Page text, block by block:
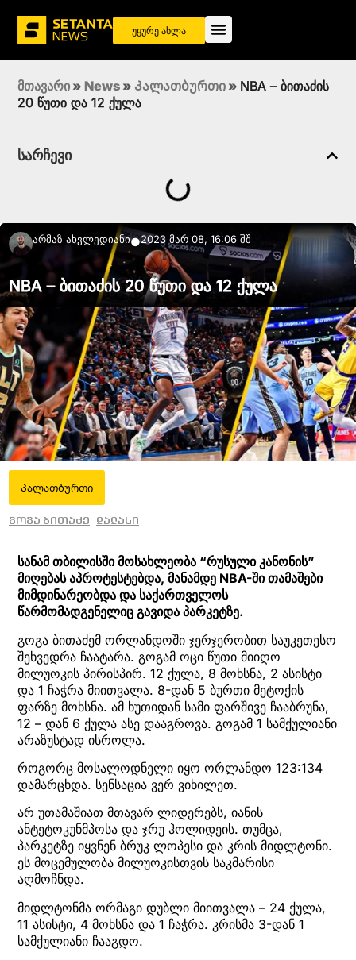
უყურე ახლა
მთავარი » News » Კალათბურთი » NBA – ბითაძის
20 წუთი და 12 ქულა
სარჩევი
Არმაზ Ახვლედიანი●2023 მარ 08, 16:06 შშ
NBA – ბითაძის 20 წუთი და 12 ქულა
Კალათბურთი
გოგა ბითაძე დალასი
სანამ თბილისში მოსახლეობა “რუსული კანონის”
მიღებას აპროტესტებდა, მანამდე NBA-ში თამაშები
მიმდინარეობდა და საქართველოს
წარმომადგენელიც გავიდა პარკეტზე.
გოგა ბითაძემ ორლანდოში ჯერჯერობით საუკეთესო
შეხვედრა ჩაატარა. გოგამ ოცი წუთი მიიღო
მილუოკის პირისპირ. 12 ქულა, 8 მოხსნა, 2 ასისტი
და 1 ჩაჭრა მიითვალა. 8-დან 5 ბურთი მეტოქის
ფარზე მოხსნა. ამ ხუთიდან სამი ფარშივე ჩააბრუნა,
12 – დან 6 ქულა ასე დააგროვა. გოგამ 1 სამქულიანი
არაზუსტად ისროლა.
როგორც მოსალოდნელი იყო ორლანდო 123:134
დამარცხდა. სენსაცია ვერ ვიხილეთ.
არ უთამაშიათ მთავარ ლიდერებს, იანის
ანტეტოკუნმპოსა და ჯრუ ჰოლიდეის. თუმცა,
პარკეტზე იყვნენ ბრუკ ლოპესი და კრის მიდლტონი.
ეს მოცემულობა მილუოკისთვის საკმარისი
აღმოჩნდა.
მიდლტონმა ორმაგი დუბლი მიითვალა – 24 ქულა,
11 ასისტი, 4 მოხსნა და 1 ჩაჭრა. კრისმა 3-დან 1
სამქულიანი ჩააგდო.